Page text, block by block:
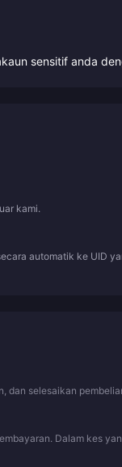
sensitif anda
kami.
automatik ke UID
selesaikan
Dalam kes